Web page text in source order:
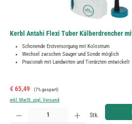
Kerbl Antahi Flexi Tuber Kälberdrencher
Schonende Erstversorgung mit Kolostrum
Wechsel zwischen Sauger und Sonde möglich
Praxisnah mit Landwirten und Tierärzten entwickelt
Verkaufspreis:
€ 65,49 Regulärer Preis:
(7% gespart)
inkl. MwSt. zzgl. Versand
Produkt Anzahl: Gib den gewünschten Wert ein oder
Stk.